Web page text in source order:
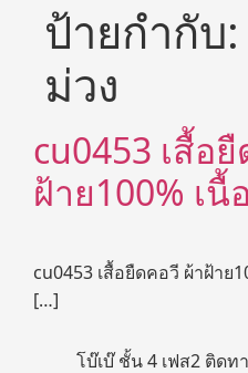
ป้ายกำกับ:
ม่วง
cu0453 เสื้อ
ฝ้าย100% เ
cu0453 เสื้อยืดคอวี ผ้าฝ้าย
[…]
โบ๊เบ๊ ชั้น 4 เฟส2 ติดท